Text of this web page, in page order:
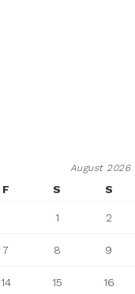
August 2026
F S S
1 2
7 8 9
14 15 16